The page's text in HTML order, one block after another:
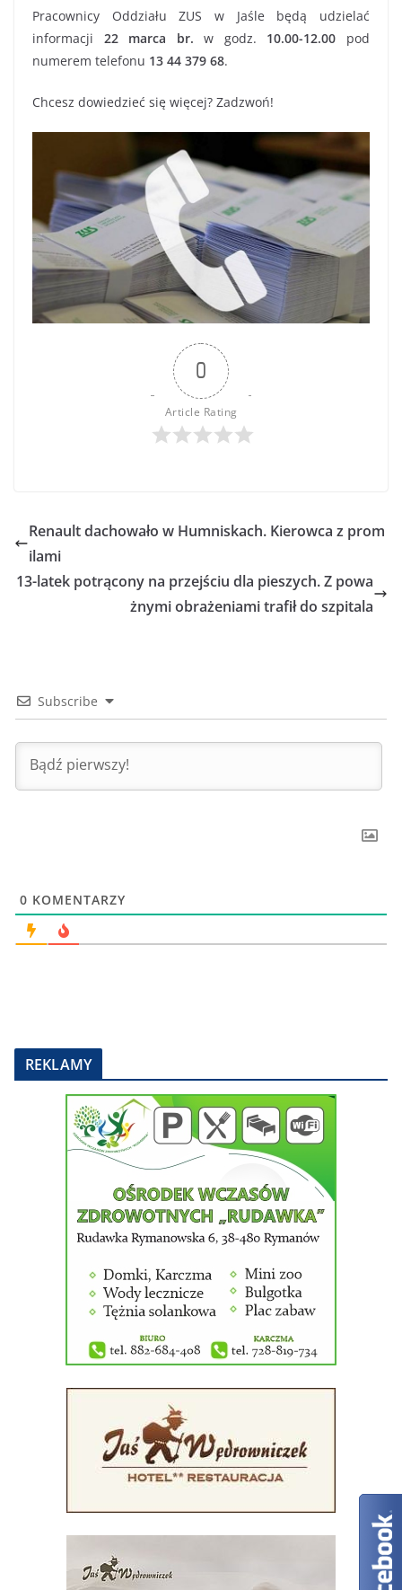
Pracownicy Oddziału ZUS w Jaśle będą udzielać
informacji 22 marca br. w godz. 10.00-12.00 pod
numerem telefonu 13 44 379 68.
Chcesz dowiedzieć się więcej? Zadzwoń!
0
Article Rating
Renault dachowało w Humniskach. Kierowca z prom
ilami
13-latek potrącony na przejściu dla pieszych. Z powa
żnymi obrażeniami trafił do szpitala
Subscribe
0 KOMENTARZY
REKLAMY